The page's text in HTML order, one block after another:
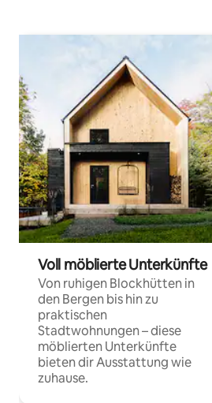
Voll möblierte Unterkünfte
Von ruhigen Blockhütten in
den Bergen bis hin zu
praktischen
Stadtwohnungen – diese
möblierten Unterkünfte
bieten dir Ausstattung wie
zuhause.